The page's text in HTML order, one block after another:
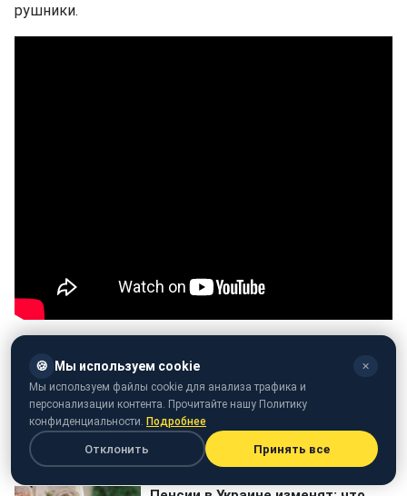
рушники.
🍪 Мы используем cookie ✕
Мы используем файлы cookie для анализа трафика и
персонализации контента. Прочитайте нашу Политику
конфиденциальности. Подробнее
Отклонить Принять все